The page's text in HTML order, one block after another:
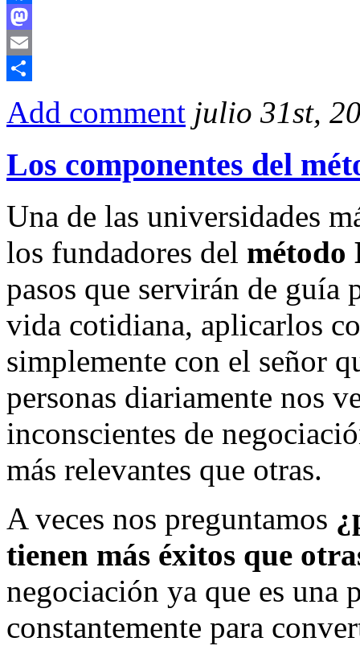
Facebook
Mastodon
Email
Add comment julio 31st,
Los componentes del
Una de las universidades
los fundadores del
pasos que servirán de guía
vida cotidiana, aplicarlos
simplemente con el señor
personas diariamente nos
inconscientes de
más relevantes que otras.
A veces nos preguntamos
tienen más éxitos que
negociación ya que es una
constantemente para